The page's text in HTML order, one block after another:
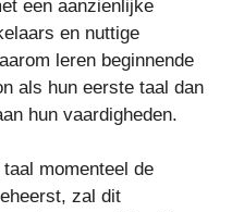
een aanzienlijke
en nuttige
leren beginnende
als hun eerste taal dan
hun vaardigheden.
momenteel de
zal dit